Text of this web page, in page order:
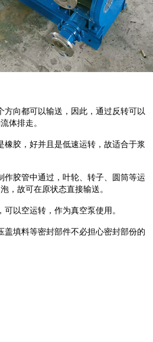
方向都可以输送，因此，通过反转可以
体排走。
橡胶，好并且是低速运转，故适合于浆
作胶管中通过，叶轮、转子、圆筒等运
，故可在原状态直接输送。
以空运转，作为真空泵使用。
盖填料等密封部件不必担心密封部份的